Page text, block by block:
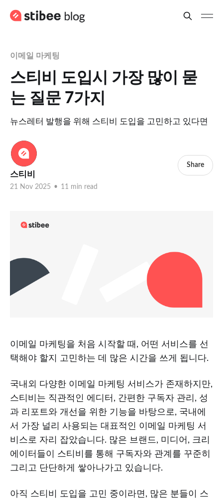
이메일 마케팅
스티비 도입시 가장 많이 묻
는 질문 7가지
뉴스레터 발행을 위해 스티비 도입을 고민하고 있다면
스티비
21 Nov 2025 • 11 min read
Share
이메일 마케팅을 처음 시작할 때, 어떤 서비스를 선
택해야 할지 고민하는 데 많은 시간을 쓰게 됩니다.
국내외 다양한 이메일 마케팅 서비스가 존재하지만,
스티비는 직관적인 에디터, 간편한 구독자 관리, 성
과 리포트와 개선을 위한 기능을 바탕으로, 국내에
서 가장 널리 사용되는 대표적인 이메일 마케팅 서
비스로 자리 잡았습니다. 많은 브랜드, 미디어, 크리
에이터들이 스티비를 통해 구독자와 관계를 꾸준히
그리고 단단하게 쌓아나가고 있습니다.
아직 스티비 도입을 고민 중이라면, 많은 분들이 스